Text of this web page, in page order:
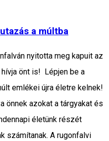
a múltba
nyitotta meg kapuit az
önt is! Lépjen be a
emlékei újra életre kelnek!
önnek azokat a tárgyakat és
életünk részét
számítanak. A rugonfalvi